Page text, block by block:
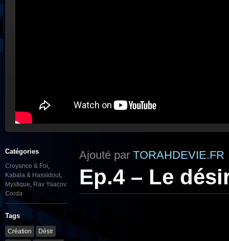
Catégories
Croyance & Foi,
Kabala & Hassidout,
Mystique, Rav Yaacov
Corda
Tags
Création
Désir
Ajouté par TORAHDEVIE.FR
Ep.4 – Le